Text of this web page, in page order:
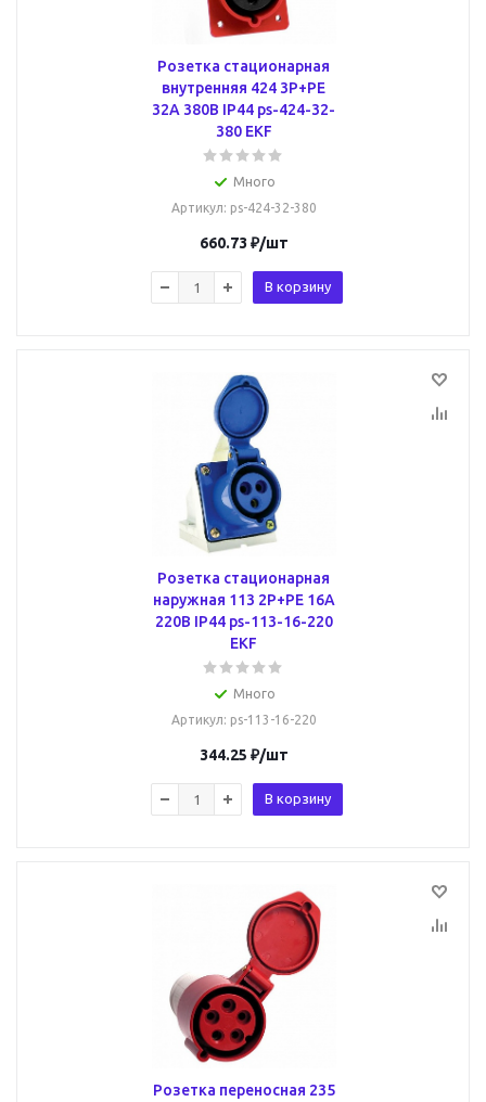
Розетка стационарная
внутренняя 424 3Р+РЕ
32А 380В IP44 ps-424-32-
380 EKF
Много
Артикул: ps-424-32-380
660.73 ₽/шт
В корзину
Розетка стационарная
наружная 113 2Р+РЕ 16А
220В IP44 ps-113-16-220
EKF
Много
Артикул: ps-113-16-220
344.25 ₽/шт
В корзину
Розетка переносная 235